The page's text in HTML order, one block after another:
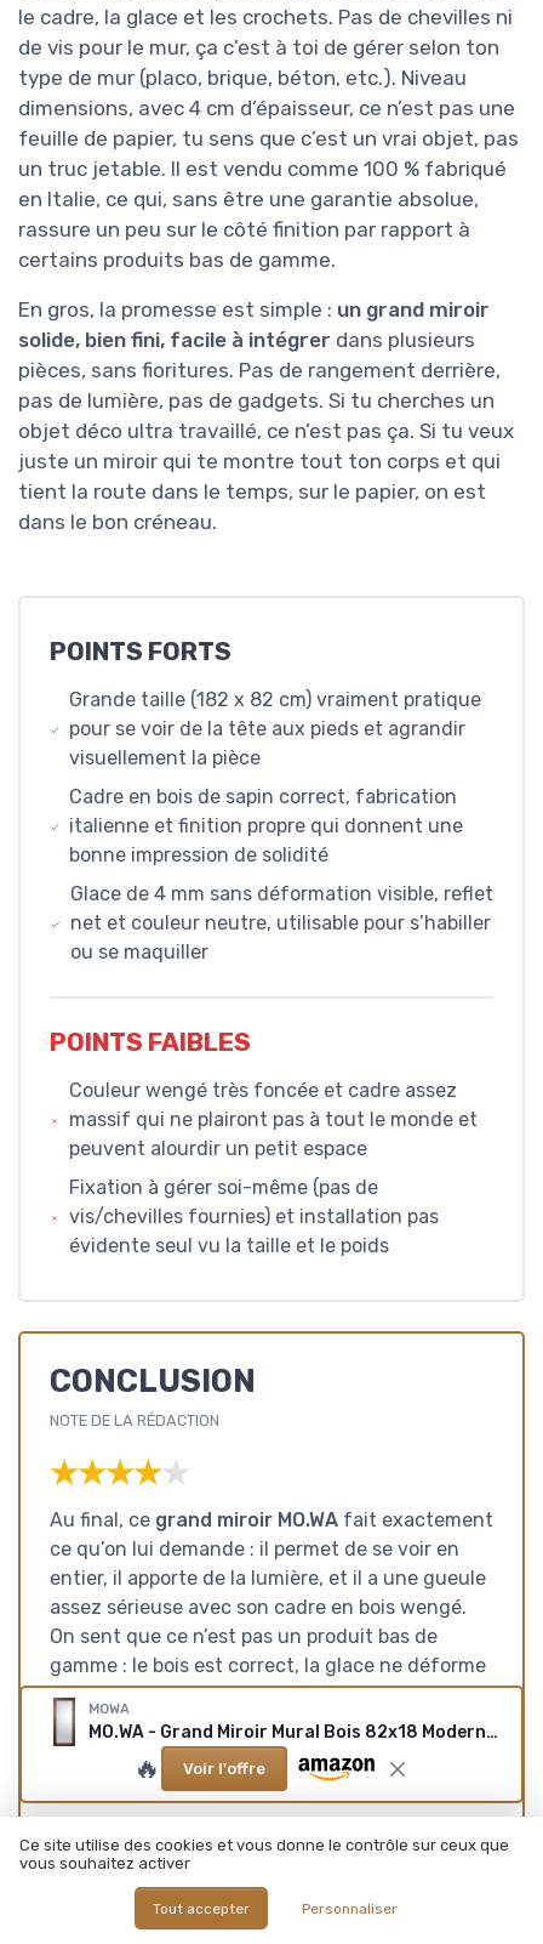
le cadre, la glace et les crochets. Pas de chevilles ni
de vis pour le mur, ça c’est à toi de gérer selon ton
type de mur (placo, brique, béton, etc.). Niveau
dimensions, avec 4 cm d’épaisseur, ce n’est pas une
feuille de papier, tu sens que c’est un vrai objet, pas
un truc jetable. Il est vendu comme 100 % fabriqué
en Italie, ce qui, sans être une garantie absolue,
rassure un peu sur le côté finition par rapport à
certains produits bas de gamme.
En gros, la promesse est simple : un grand miroir
solide, bien fini, facile à intégrer dans plusieurs
pièces, sans fioritures. Pas de rangement derrière,
pas de lumière, pas de gadgets. Si tu cherches un
objet déco ultra travaillé, ce n’est pas ça. Si tu veux
juste un miroir qui te montre tout ton corps et qui
tient la route dans le temps, sur le papier, on est
dans le bon créneau.
POINTS FORTS
Grande taille (182 x 82 cm) vraiment pratique
pour se voir de la tête aux pieds et agrandir
visuellement la pièce
Cadre en bois de sapin correct, fabrication
italienne et finition propre qui donnent une
bonne impression de solidité
Glace de 4 mm sans déformation visible, reflet
net et couleur neutre, utilisable pour s’habiller
ou se maquiller
POINTS FAIBLES
Couleur wengé très foncée et cadre assez
massif qui ne plairont pas à tout le monde et
peuvent alourdir un petit espace
Fixation à gérer soi-même (pas de
vis/chevilles fournies) et installation pas
évidente seul vu la taille et le poids
CONCLUSION
NOTE DE LA RÉDACTION
★★★★★
★★★★★
Au final, ce grand miroir MO.WA fait exactement
ce qu’on lui demande : il permet de se voir en
entier, il apporte de la lumière, et il a une gueule
assez sérieuse avec son cadre en bois wengé.
On sent que ce n’est pas un produit bas de
gamme : le bois est correct, la glace ne déforme
pas, l’assemblage est propre, et l’emballage est
soigné. Pour une entrée, un dressing ou une
chambre, ça remplit bien le rôle, sans gadgets ni
est assez foncée, donc il faut que ça colle avec
le reste de ton intérieur. Le cadre est un peu
massif, ce qui peut alourdir visuellement si tu es
MOWA
MO.WA - Grand Miroir Mural Bois 82x18 Moderne Marron wengué Pleine Longueur Miroirs muraux Grande Taille Cadre Bois Rustique Fabriqué en Italie Décoration Maison Wengé 182L x 82l cm
🔥 Voir l'offre
Ce site utilise des cookies et vous donne le contrôle sur ceux que
vous souhaitez activer
Tout accepter Personnaliser